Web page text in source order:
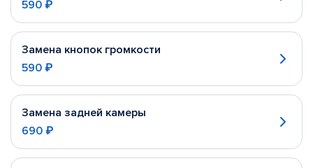
590 ₽
Замена кнопок громкости
590 ₽
Замена задней камеры
690 ₽